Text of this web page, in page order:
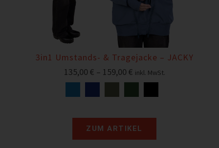
3in1 Umstands- & Tragejacke – JACKY
135,00 € – 159,00 € inkl. MwSt.
ZUM ARTIKEL